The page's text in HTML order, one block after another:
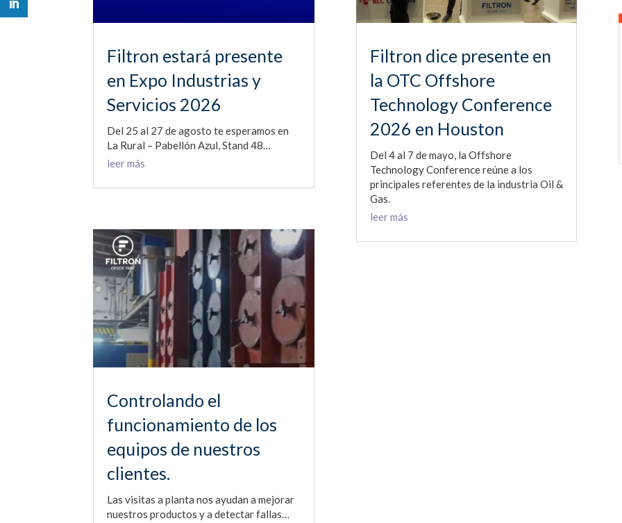
Filtron estará presente
en Expo Industrias y
Servicios 2026
Del 25 al 27 de agosto te esperamos en
La Rural – Pabellón Azul, Stand 48…
leer más
Controlando el
funcionamiento de los
equipos de nuestros
clientes.
Las visitas a planta nos ayudan a mejorar
nuestros productos y a detectar fallas…
Filtron dice presente en
la OTC Offshore
Technology Conference
2026 en Houston
Del 4 al 7 de mayo, la Offshore
Technology Conference reúne a los
principales referentes de la industria Oil &
Gas.
leer más